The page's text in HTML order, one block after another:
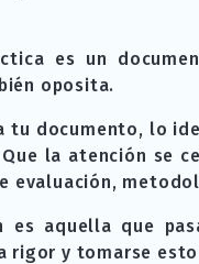
es un
oposita.
tu documento, lo
la atención se
evaluación,
es aquella que
rigor y tomarse